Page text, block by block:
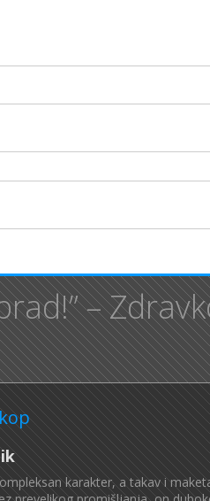
–
karakter, a takav i